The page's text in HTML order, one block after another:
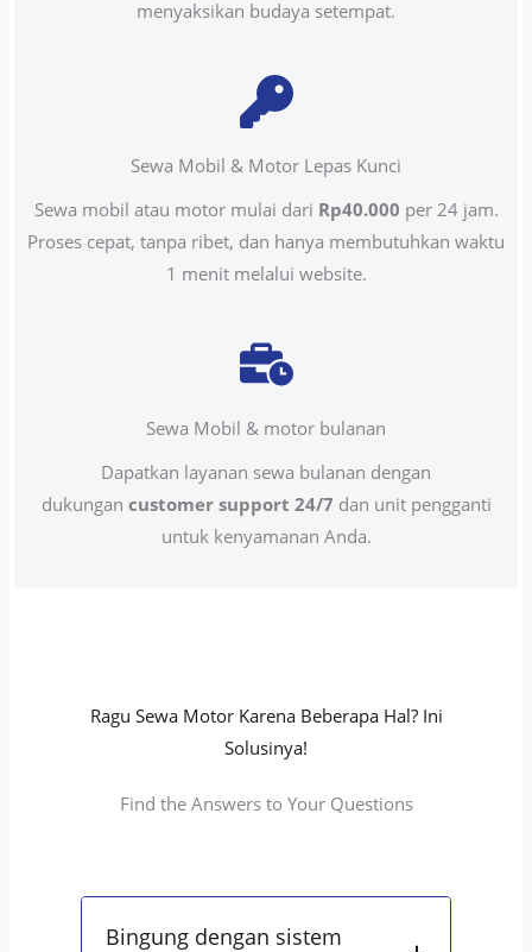
menyaksikan budaya setempat.
Sewa Mobil & Motor Lepas Kunci
Sewa mobil atau motor mulai dari Rp40.000 per 24 jam.
Proses cepat, tanpa ribet, dan hanya membutuhkan waktu
1 menit melalui website.
Sewa Mobil & motor bulanan
Dapatkan layanan sewa bulanan dengan
dukungan customer support 24/7 dan unit pengganti
untuk kenyamanan Anda.
Ragu Sewa Motor Karena Beberapa Hal? Ini
Solusinya!
Find the Answers to Your Questions
Bingung dengan sistem